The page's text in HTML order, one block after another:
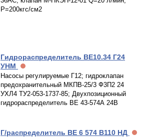
Р=200кгс/см2
Гидрораспределитель ВЕ10.34 Г24
УНМ
Насосы регулируемые Г12; гидроклапан
предохранительный МКПВ-25/3 Ф3П2 24
УХЛ4 ТУ2-053-1737-85; Двухпозиционный
гидрораспределитель ВЕ 43-574А 24В
Г/распределитель ВЕ 6 574 В110 НД